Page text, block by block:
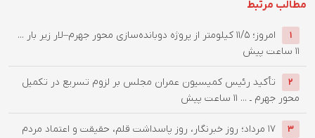
مطالب مرتبط
1
امروز؛ ۱۱/۵ کیلومتر از پروژه دوبانده‌سازی محور جهرم–لار زیر بار ...
11 ساعت پیش
2
تأکید رئیس کمیسیون عمران مجلس بر لزوم تسریع در تکمیل
محور جهرم ـ ... 11 ساعت پیش
3
۱۷ مرداد؛ روز خبرنگار، روز پاسداشت قلم، حقیقت و اعتماد مردم